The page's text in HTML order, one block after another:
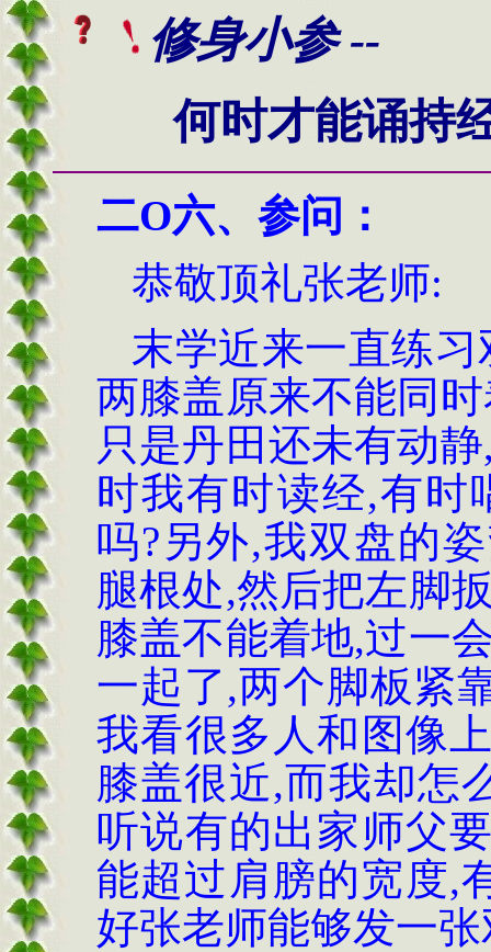
修身小参 --
何时才能诵持经
二O六、 参问：
恭敬顶礼张老师:
末学近来一直练
两膝盖原来不能同
只是丹田还未有动
时我有时读经,有时
吗?另外,我双盘的
腿根处,然后把左脚
膝盖不能着地,过一
一起了,两个脚板紧
我看很多人和图像
膝盖很近,而我却怎
听说有的出家师父
能超过肩膀的宽度,
好张老师能够发一